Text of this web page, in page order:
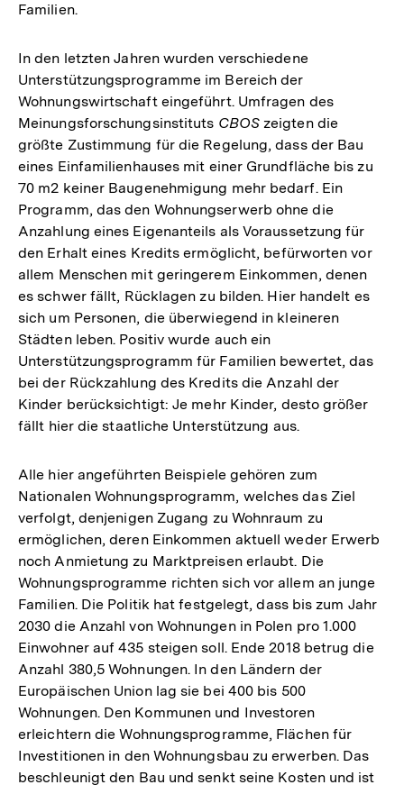
Familien.
In den letzten Jahren wurden verschiedene
Unterstützungsprogramme im Bereich der
Wohnungswirtschaft eingeführt. Umfragen des
Meinungsforschungsinstituts CBOSzeigten die
größte Zustimmung für die Regelung, dass der Bau
eines Einfamilienhauses mit einer Grundfläche bis zu
70 m2 keiner Baugenehmigung mehr bedarf. Ein
Programm, das den Wohnungserwerb ohne die
Anzahlung eines Eigenanteils als Voraussetzung für
den Erhalt eines Kredits ermöglicht, befürworten vor
allem Menschen mit geringerem Einkommen, denen
es schwer fällt, Rücklagen zu bilden. Hier handelt es
sich um Personen, die überwiegend in kleineren
Städten leben. Positiv wurde auch ein
Unterstützungsprogramm für Familien bewertet, das
bei der Rückzahlung des Kredits die Anzahl der
Kinder berücksichtigt: Je mehr Kinder, desto größer
fällt hier die staatliche Unterstützung aus.
Alle hier angeführten Beispiele gehören zum
Nationalen Wohnungsprogramm, welches das Ziel
verfolgt, denjenigen Zugang zu Wohnraum zu
ermöglichen, deren Einkommen aktuell weder Erwerb
noch Anmietung zu Marktpreisen erlaubt. Die
Wohnungsprogramme richten sich vor allem an junge
Familien. Die Politik hat festgelegt, dass bis zum Jahr
2030 die Anzahl von Wohnungen in Polen pro 1.000
Einwohner auf 435 steigen soll. Ende 2018 betrug die
Anzahl 380,5 Wohnungen. In den Ländern der
Europäischen Union lag sie bei 400 bis 500
Wohnungen. Den Kommunen und Investoren
erleichtern die Wohnungsprogramme, Flächen für
Investitionen in den Wohnungsbau zu erwerben. Das
beschleunigt den Bau und senkt seine Kosten und ist